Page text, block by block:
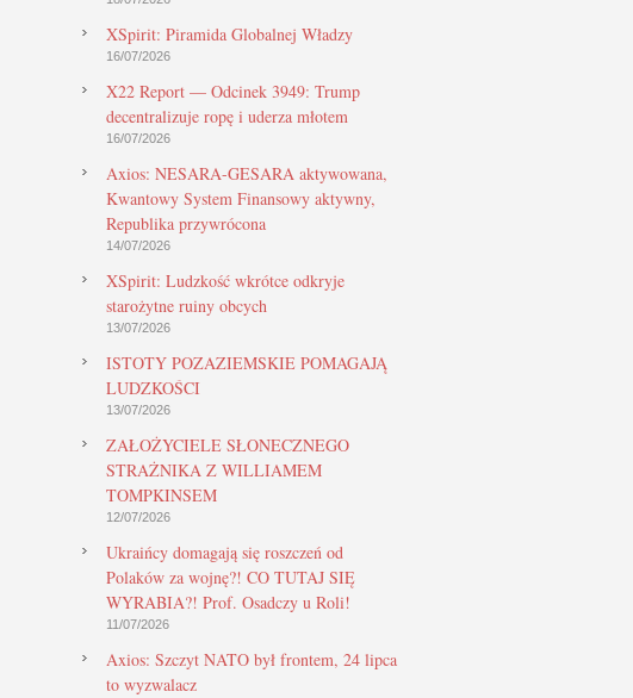
XSpirit: Piramida Globalnej Władzy
16/07/2026
X22 Report — Odcinek 3949: Trump
decentralizuje ropę i uderza młotem
16/07/2026
Axios: NESARA-GESARA aktywowana,
Kwantowy System Finansowy aktywny,
Republika przywrócona
14/07/2026
XSpirit: Ludzkość wkrótce odkryje
starożytne ruiny obcych
13/07/2026
ISTOTY POZAZIEMSKIE POMAGAJĄ
LUDZKOŚCI
13/07/2026
ZAŁOŻYCIELE SŁONECZNEGO
STRAŻNIKA Z WILLIAMEM
TOMPKINSEM
12/07/2026
Ukraińcy domagają się roszczeń od
Polaków za wojnę?! CO TUTAJ SIĘ
WYRABIA?! Prof. Osadczy u Roli!
11/07/2026
Axios: Szczyt NATO był frontem, 24 lipca
to wyzwalacz